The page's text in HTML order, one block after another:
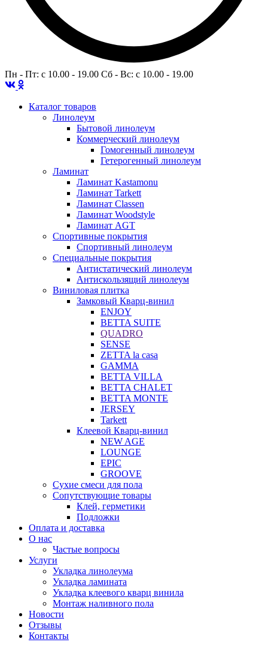
Пн - Пт: c 10.00 - 19.00 Сб - Вс: c 10.00 - 19.00
Каталог товаров
Линолеум
Бытовой линолеум
Коммерческий линолеум
Гомогенный линолеум
Гетерогенный линолеум
Ламинат
Ламинат Kastamonu
Ламинат Tarkett
Ламинат Classen
Ламинат Woodstyle
Ламинат AGT
Спортивные покрытия
Спортивный линолеум
Специальные покрытия
Антистатический линолеум
Антискользящий линолеум
Виниловая плитка
Замковый Кварц-винил
ENJOY
BETTA SUITE
QUADRO
SENSE
ZETTA la casa
GAMMA
BETTA VILLA
BETTA CHALET
BETTA MONTE
JERSEY
Tarkett
Клеевой Кварц-винил
NEW AGE
LOUNGE
EPIC
GROOVE
Сухие смеси для пола
Сопутствующие товары
Клей, герметики
Подложки
Оплата и доставка
О нас
Частые вопросы
Услуги
Укладка линолеума
Укладка ламината
Укладка клеевого кварц винила
Монтаж наливного пола
Новости
Отзывы
Контакты